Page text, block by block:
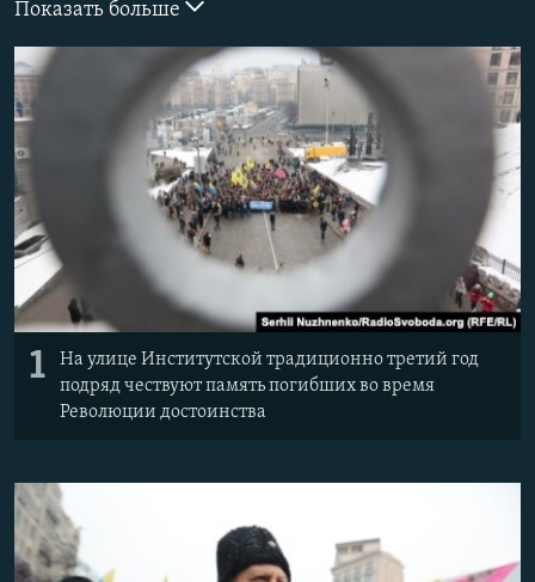
КРЫМ.НЕПОКОРЕННЫЙ
УКРАИНСКАЯ ПРОБЛЕМА КРЫМА
ПРИСОЕДИНЯЙТЕСЬ!
Все сайты RFE/RL
Показать больше
1
На улице Институтской традиционно третий год
подряд чествуют память погибших во время
Революции достоинства